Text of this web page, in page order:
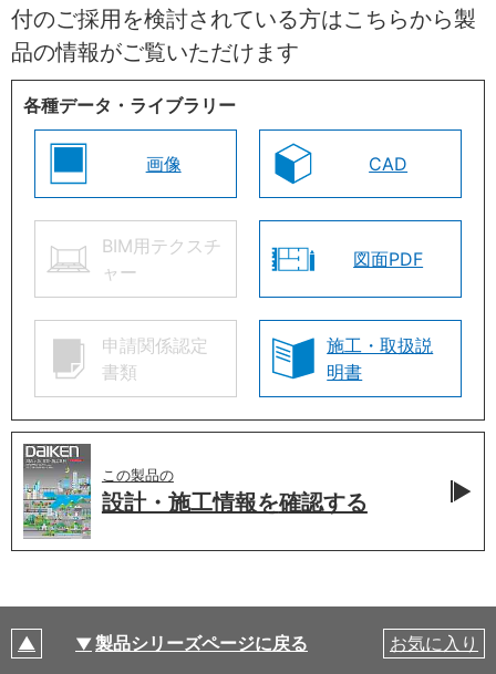
付のご採用を検討されている方はこちらから製
品の情報がご覧いただけます
各種データ・ライブラリー
画像 CAD
BIM用テクスチ
ャー
図面PDF
申請関係認定
書類
施工・取扱説
明書
この製品の
設計・施工情報を確認する
製品シリーズページに戻る お気に入り